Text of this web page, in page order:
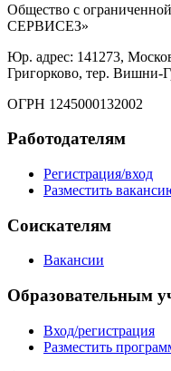
Общество с
СЕРВИСЕЗ»
Юр. адрес: 141273,
Григорково, тер. Вишни-
ОГРН 1245000132002
Работодателям
Регистрация/вход
Разместить
Соискателям
Вакансии
Образовательным
Вход/регистрация
Разместить